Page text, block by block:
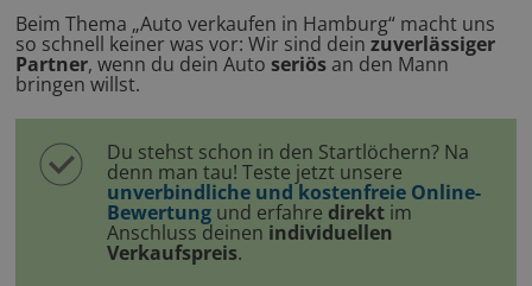
Beim Thema „Auto verkaufen in Hamburg“ macht uns
so schnell keiner was vor: Wir sind dein zuverlässiger
Partner, wenn du dein Auto seriösan den Mann
bringen willst.
Du stehst schon in den Startlöchern? Na
denn man tau! Teste jetzt unsere
unverbindliche und kostenfreie Online-
Bewertung und erfahre direkt im
Anschluss deinen individuellen
Verkaufspreis.